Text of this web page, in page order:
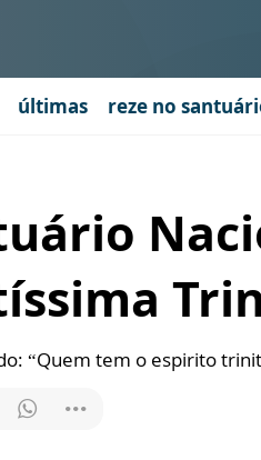
últimas reze no
“Quem tem o espirito